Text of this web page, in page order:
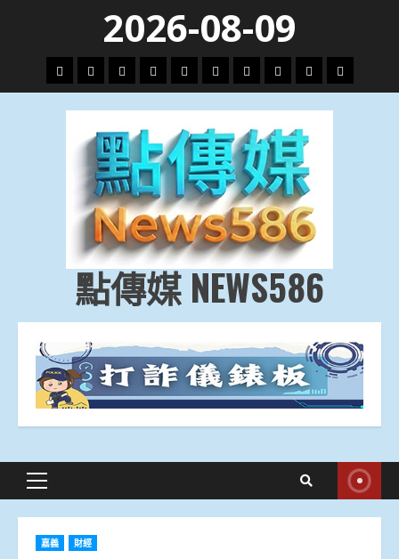
content
2026-08-09
頭
條
財
經
地
方.
會
文
教.
技
專
題
娛
樂
劇
政
治
國
際
運
動
生
活
點傳媒 NEWS586
Primary
嘉義 財經